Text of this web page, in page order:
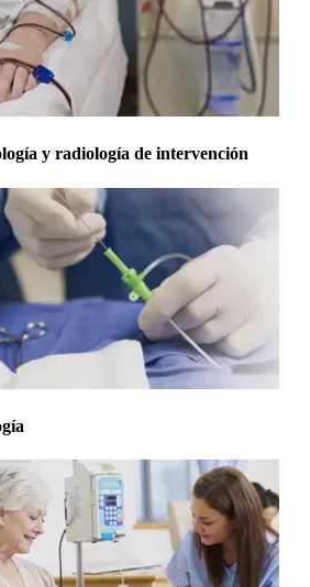
y radiología de intervención